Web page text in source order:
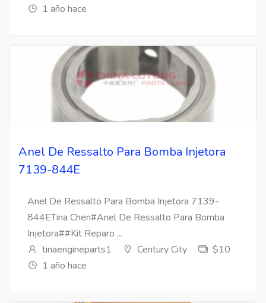
1 año hace
Anel De Ressalto Para Bomba Injetora
7139-844E
Anel De Ressalto Para Bomba Injetora 7139-
844ETina Chen#Anel De Ressalto Para Bomba
Injetora##Kit Reparo ...
tinaengineparts1
Century City
$10
1 año hace